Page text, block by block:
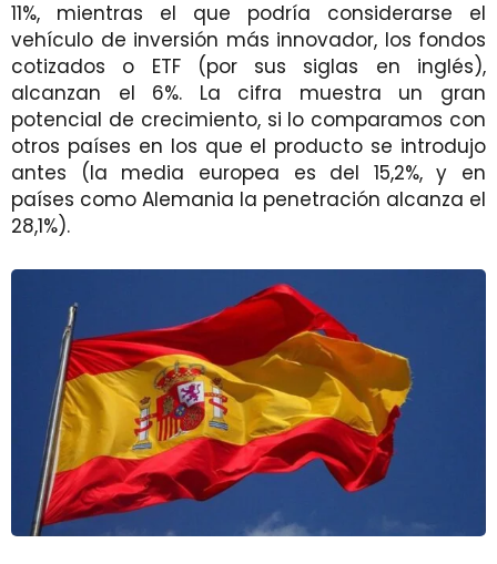
11%, mientras el que podría considerarse el
vehículo de inversión más innovador, los fondos
cotizados o ETF (por sus siglas en inglés),
alcanzan el 6%. La cifra muestra un gran
potencial de crecimiento, si lo comparamos con
otros países en los que el producto se introdujo
antes (la media europea es del 15,2%, y en
países como Alemania la penetración alcanza el
28,1%).